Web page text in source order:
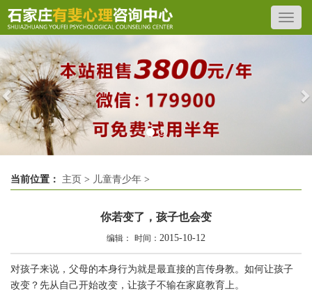
Previous
当前位置： 主页 > 儿童青少年 >
你若变了，孩子也会变
编辑： 时间： 2015-10-12
对孩子来说，父母的本身行为就是最直接的言传身教。如何让孩子
改变？先从自己开始改变，让孩子不输在家庭教育上。